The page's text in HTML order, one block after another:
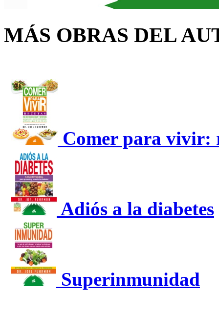
MÁS OBRAS DEL
Comer para vivir:
Adiós a la diabetes
Superinmunidad